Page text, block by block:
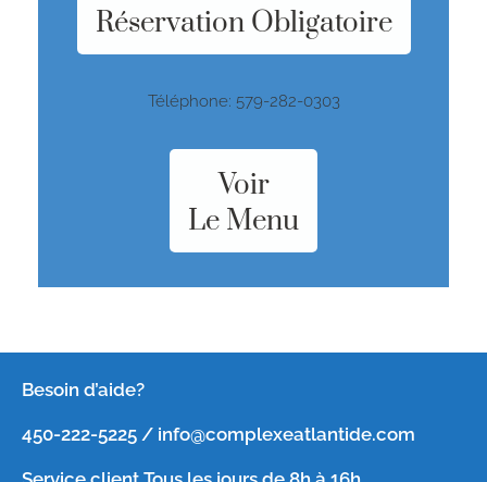
Réservation Obligatoire
Téléphone: 579-282-0303
Voir
Le Menu
Besoin d’aide?
450-222-5225 / info@complexeatlantide.com